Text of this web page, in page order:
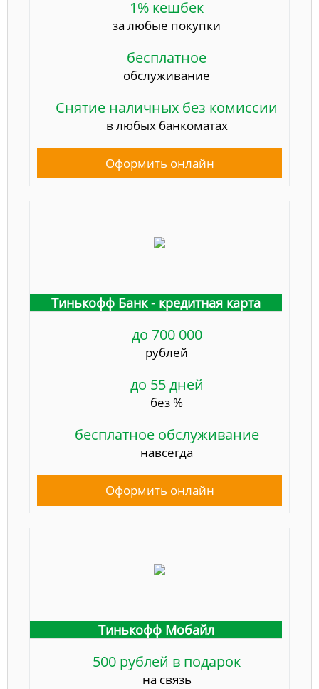
1% кешбек
за любые покупки
бесплатное
обслуживание
Снятие наличных без комиссии
в любых банкоматах
Оформить онлайн
Тинькофф Банк - кредитная карта
до 700 000
рублей
до 55 дней
без %
бесплатное обслуживание
навсегда
Оформить онлайн
Тинькофф Мобайл
500 рублей в подарок
на связь